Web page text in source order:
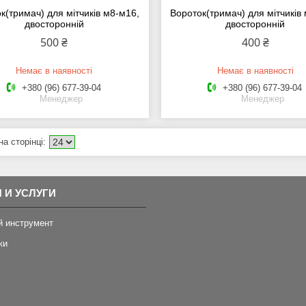
для мітчиків м8-м16,
двосторонній
500 ₴
Немає в наявності
+380 (96) 677-39-04
Менеджер
Вороток(тримач) для
двосторонній
400 ₴
Немає в наявності
+380 (96) 677-39-04
Менеджер
УСЛУГИ
инструмент